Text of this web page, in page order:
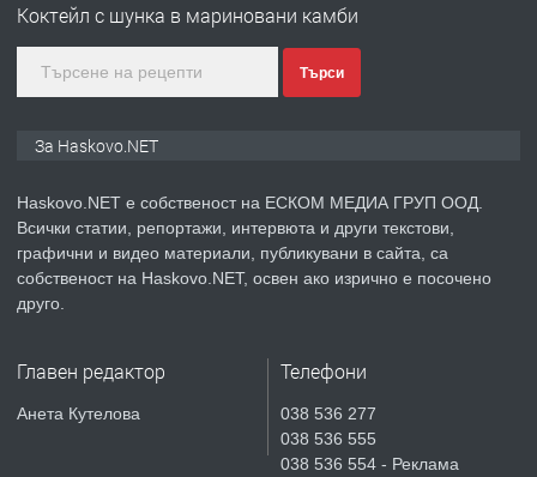
Нов апартамент на ул. Липа до
Езикова гимназия
ПРЕДЛАГА
🔑 ОБЗАВЕДЕНА ГАРСОНИЕРА ПОД
НАЕМ В КВ. „ОРФЕЙ“ – ДО
КОМПЛЕКС „ВЕСПРЕМ“, ГР. ХАСКОВО
НАПЪЛНО ОБЗАВЕДЕН И
ОБОРУДВАН ТРИСТАЕН
АПАРТАМЕНТ В ЦЕНТЪРА НА ГР.
преди 5 дни
Коктейл с шунка в мариновани камби
Търси
За Haskovo.NET
Haskovo.NET е собственост на ЕСКОМ МЕДИА ГРУП ООД.
Всички статии, репортажи, интервюта и други текстови,
графични и видео материали, публикувани в сайта, са
собственост на Haskovo.NET, освен ако изрично е посочено
друго.
Главен редактор
Анета Кутелова
Телефони
038 536 277
038 536 555
038 536 554 - Реклама